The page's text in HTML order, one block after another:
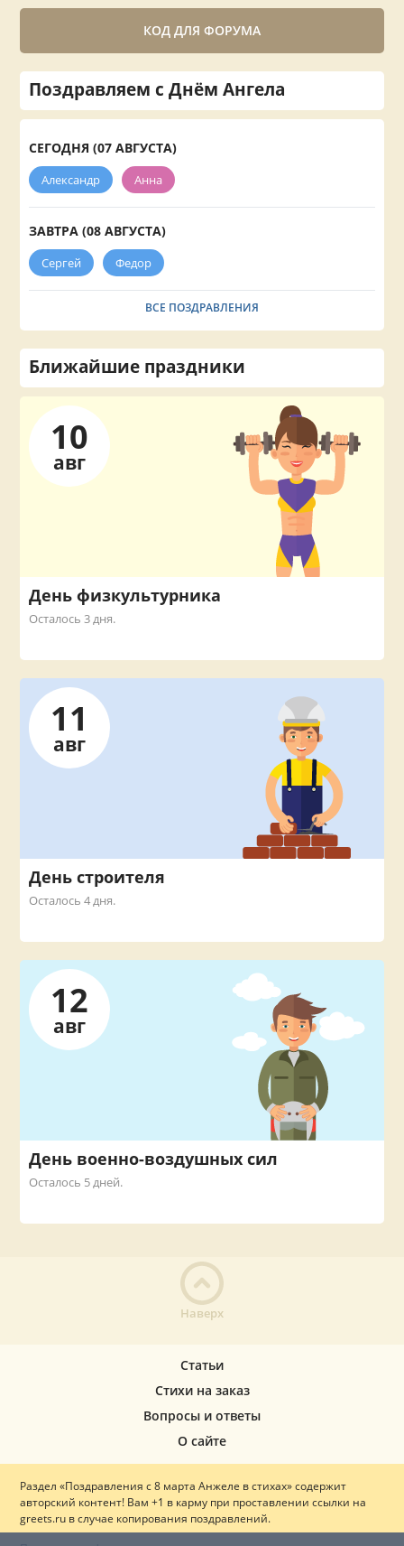
КОД ДЛЯ ФОРУМА
Поздравляем с Днём Ангела
СЕГОДНЯ (07 АВГУСТА)
Александр Анна
ЗАВТРА (08 АВГУСТА)
Сергей Федор
ВСЕ ПОЗДРАВЛЕНИЯ
Ближайшие праздники
10
авг
День физкультурника
Осталось 3 дня.
11
авг
День строителя
Осталось 4 дня.
12
авг
День военно-воздушных сил
Осталось 5 дней.
Наверх
Статьи
Стихи на заказ
Вопросы и ответы
О сайте
Раздел «Поздравления с 8 марта Анжеле в стихах» содержит
авторский контент! Вам +1 в карму при проставлении ссылки на
greets.ru в случае копирования поздравлений.